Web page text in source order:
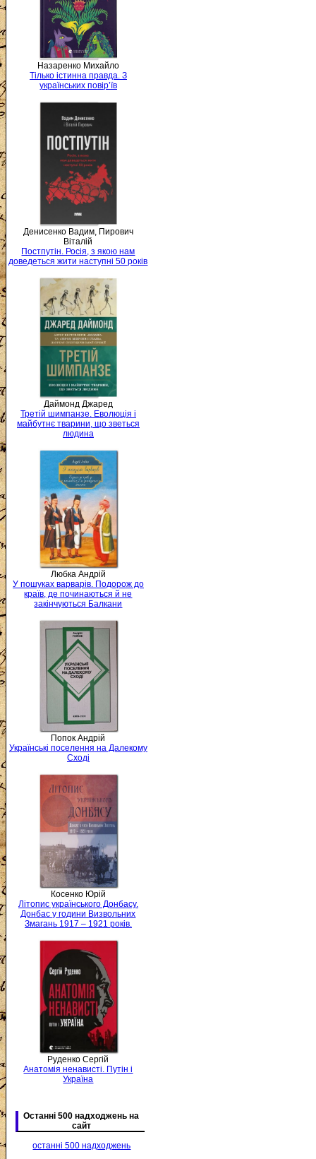
Назаренко Михайло
Тілько істинна правда. З
українських повір’їв
Денисенко Вадим, Пирович
Віталій
Постпутін. Росія, з якою нам
доведеться жити наступні 50 років
Даймонд Джаред
Третій шимпанзе. Еволюція і
майбутнє тварини, що зветься
людина
Любка Андрій
У пошуках варварів. Подорож до
країв, де починаються й не
закінчуються Балкани
Попок Андрій
Українські поселення на Далекому
Сході
Косенко Юрій
Літопис українського Донбасу.
Донбас у години Визвольних
Змагань 1917 – 1921 років.
Руденко Сергій
Анатомія ненависті. Путін і
Україна
Останні 500 надходжень на
сайт
останні 500 надходжень